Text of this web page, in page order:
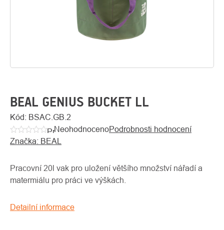
O
BEAL GENIUS BUCKET LL
Kód: BSAC.GB.2
Průměrné
hodnocení
je
0,0
5
NeohodnocenoPodrobnosti hodnocení
Značka: BEAL
Pracovní 20l vak pro uložení většího množství nářadí a
matermiálu pro práci ve výškách.
Detailní informace